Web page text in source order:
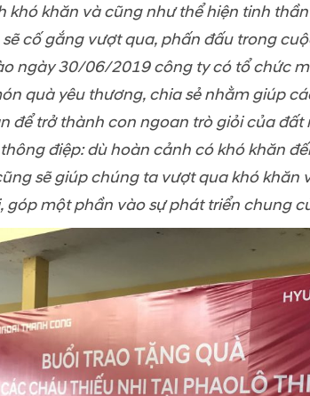
khó khăn và cũng như thể hiện tinh
cố gắng vượt qua, phấn đấu trong
ngày 30/06/2019 công ty có tổ chức
quà yêu thương, chia sẻ nhằm giúp
để trở thành con ngoan trò giỏi của
điệp: dù hoàn cảnh có khó khăn
sẽ giúp chúng ta vượt qua khó khăn
góp một phần vào sự phát triển chung